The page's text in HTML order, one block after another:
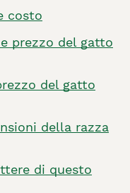
costo
prezzo del gatto
del gatto
della razza
di questo